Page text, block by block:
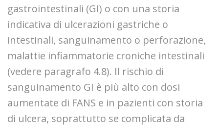
gastrointestinali (GI) o con una storia
indicativa di ulcerazioni gastriche o
intestinali, sanguinamento o perforazione,
malattie infiammatorie croniche intestinali
(vedere paragrafo 4.8). Il rischio di
sanguinamento GI è più alto con dosi
aumentate di FANS e in pazienti con storia
di ulcera, soprattutto se complicata da